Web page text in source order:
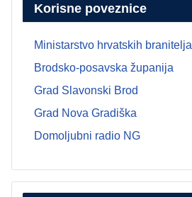
Korisne poveznice
Ministarstvo hrvatskih branitelja
Brodsko-posavska županija
Grad Slavonski Brod
Grad Nova Gradiška
Domoljubni radio NG